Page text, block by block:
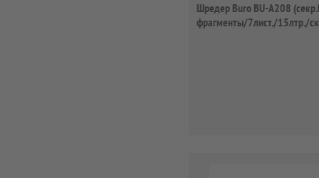
Шредер Buro BU-A208
фрагменты/7лист./15лтр./